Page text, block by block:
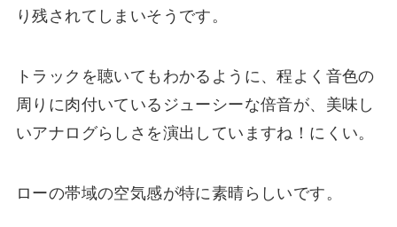
り残されてしまいそうです。
トラックを聴いてもわかるように、程よく音色の
周りに肉付いているジューシーな倍音が、美味し
いアナログらしさを演出していますね！にくい。
ローの帯域の空気感が特に素晴らしいです。